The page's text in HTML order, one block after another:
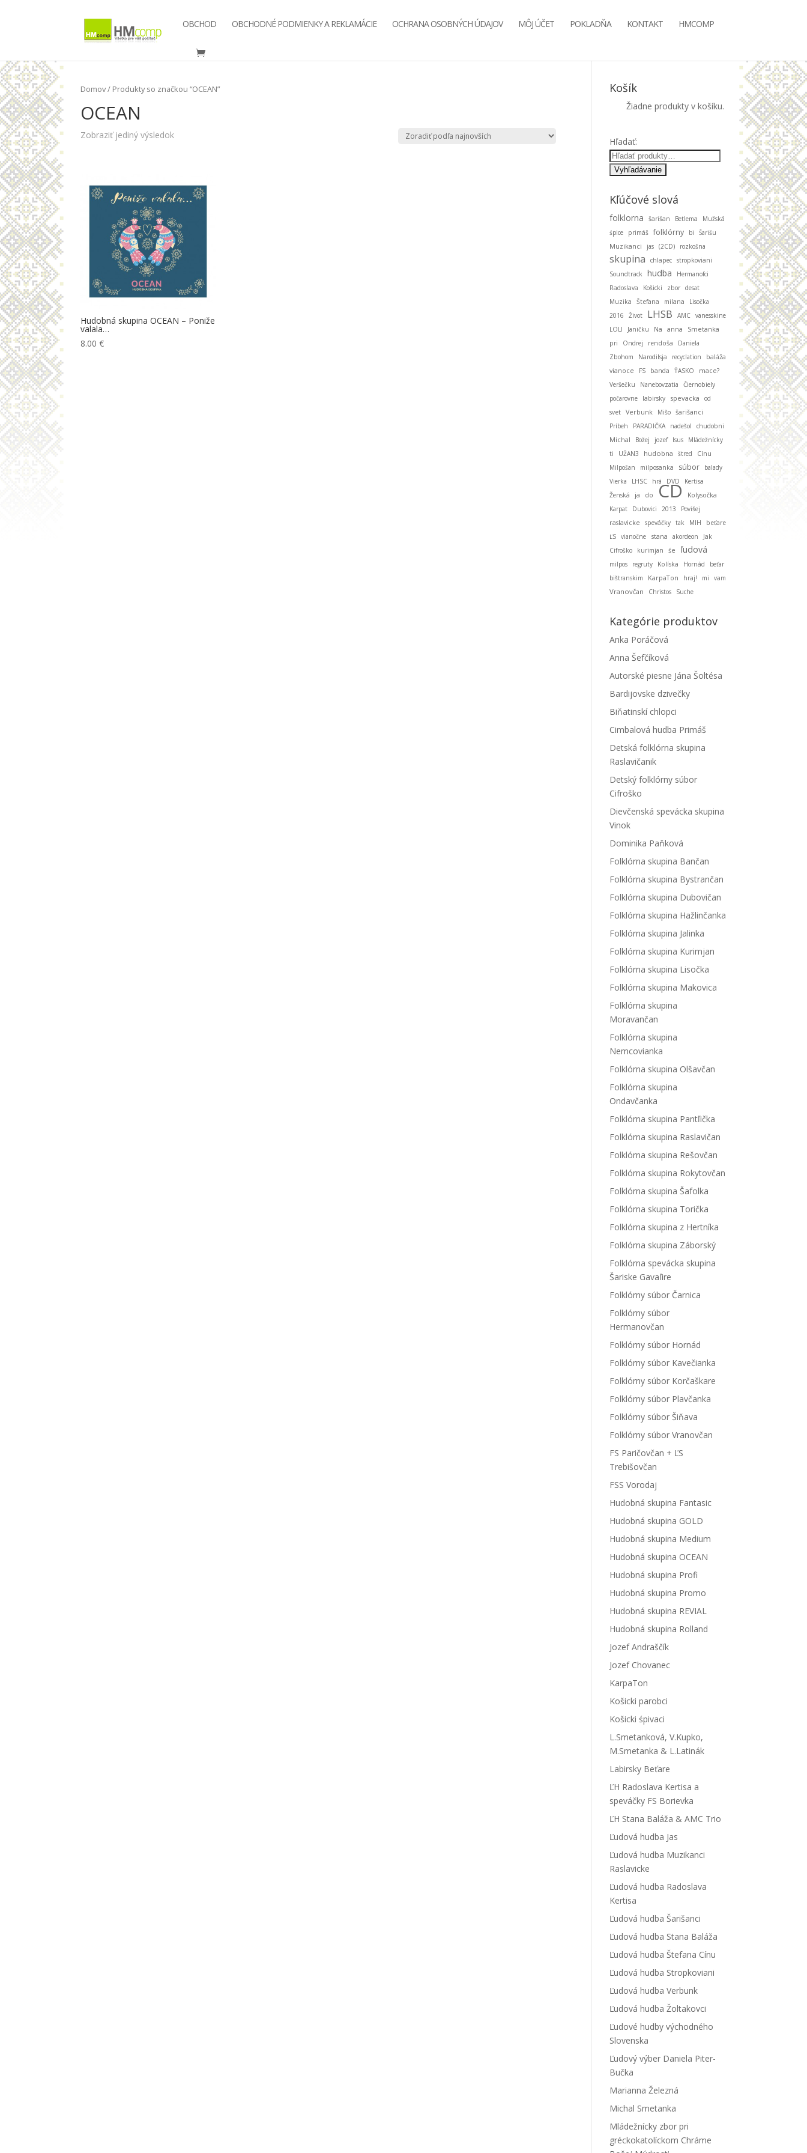
OBCHOD OBCHODNÉ PODMIENKY A REKLAMÁCIE OCHRANA OSOBNÝCH ÚDAJOV MÔJ ÚČET POKLADŇA KONTAKT HMCOMP
Domov/ Produkty so značkou “OCEAN”
OCEAN
Zobraziť jediný výsledok
Hudobná skupina OCEAN – Poniže
valala…
8.00€
Košík
Žiadne produkty v košíku.
Hľadať:
Kľúčové slová
folklorna šarišan Betlema
Mužská
śpice
primáš folklórny bi Šarišu
Muzikanci jas (2CD) rozkošna
skupina chlapec stropkoviani
Soundtrack hudba
Hermanofci
Radoslava
Košicki zbor desat
Muzika
Štefana milana
Lisočka
2016
Život LHSB AMC vanesskine
LOLI
Janičku Na anna Smetanka
pri Ondrej rendoša
Daniela
Zbohom
Narodilsja recyclation baláža
vianoce FS banda ŤASKO
mace?
Veršečku
Nanebovzatia
Čiernobiely
počarovne
labirsky spevacka
od
svet Verbunk Mišo šarišanci
Príbeh
PARADIČKA nadešol chudobni
Michal Božej jozef Isus
Mládežnícky
ti
UŽAN3 hudobna štred
Cínu
Milpošan
milposanka súbor
balady
Vierka
LHSC hrá DVD
Kertisa
Ženská
ja do CD
Kolysočka
Karpat
Dubovici 2013
Povišej
raslavicke
speváčky tak MIH
beťare
ĽS vianočne stana akordeon
Jak
Cifroško
kurimjan śe ľudová
milpos regruty Kolíska Hornád
beťar
bištranskim
KarpaTon hraj! mi vam
Vranovčan Christos Suche
Kategórie produktov
Anka Poráčová
Anna Šefčíková
Autorské piesne Jána Šoltésa
Bardijovske dzivečky
Biňatinskí chlopci
Cimbalová hudba Primáš
Detská folklórna skupina
Raslavičanik
Detský folklórny súbor
Cifroško
Dievčenská spevácka skupina
Vinok
Dominika Paňková
Folklórna skupina Bančan
Folklórna skupina Bystrančan
Folklórna skupina Dubovičan
Folklórna skupina Hažlinčanka
Folklórna skupina Jalinka
Folklórna skupina Kurimjan
Folklórna skupina Lisočka
Folklórna skupina Makovica
Folklórna skupina
Moravančan
Folklórna skupina
Nemcovianka
Folklórna skupina Olšavčan
Folklórna skupina
Ondavčanka
Folklórna skupina Pantľička
Folklórna skupina Raslavičan
Folklórna skupina Rešovčan
Folklórna skupina Rokytovčan
Folklórna skupina Šafolka
Folklórna skupina Torička
Folklórna skupina z Hertníka
Folklórna skupina Záborský
Folklórna spevácka skupina
Šariske Gavaľire
Folklórny súbor Čarnica
Folklórny súbor
Hermanovčan
Folklórny súbor Hornád
Folklórny súbor Kavečianka
Folklórny súbor Korčaškare
Folklórny súbor Plavčanka
Folklórny súbor Šiňava
Folklórny súbor Vranovčan
FS Paričovčan + ĽS
Trebišovčan
FSS Vorodaj
Hudobná skupina Fantasic
Hudobná skupina GOLD
Hudobná skupina Medium
Hudobná skupina OCEAN
Hudobná skupina Profi
Hudobná skupina Promo
Hudobná skupina REVIAL
Hudobná skupina Rolland
Jozef Andraščík
Jozef Chovanec
KarpaTon
Košicki parobci
Košicki śpivaci
L.Smetanková, V.Kupko,
M.Smetanka & L.Latinák
Labirsky Beťare
ĽH Radoslava Kertisa a
speváčky FS Borievka
ĽH Stana Baláža & AMC Trio
Ľudová hudba Jas
Ľudová hudba Muzikanci
Raslavicke
Ľudová hudba Radoslava
Kertisa
Ľudová hudba Šarišanci
Ľudová hudba Stana Baláža
Ľudová hudba Štefana Cínu
Ľudová hudba Stropkoviani
Ľudová hudba Verbunk
Ľudová hudba Žoltakovci
Ľudové hudby východného
Slovenska
Ľudový výber Daniela Piter-
Bučka
Marianna Železná
Michal Smetanka
Mládežnícky zbor pri
gréckokatolíckom Chráme